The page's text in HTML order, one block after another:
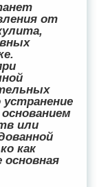
от
устранение
или
как
основная